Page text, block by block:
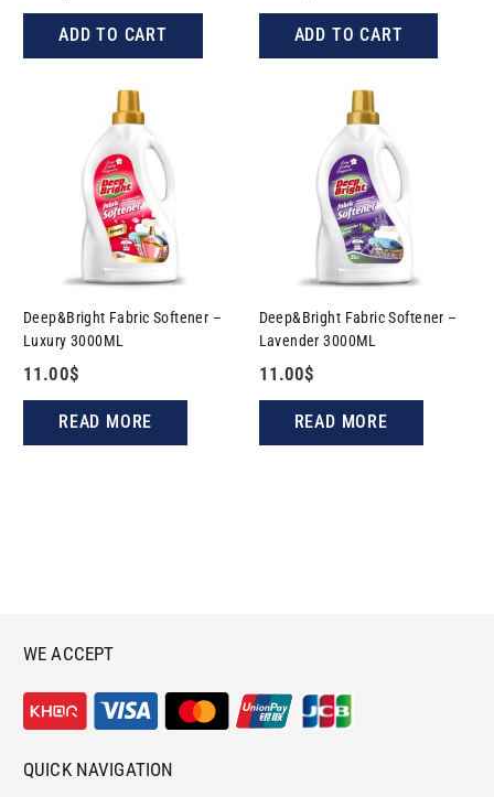
ADD TO CART ADD TO CART
Deep&Bright Fabric Softener –
Luxury 3000ML
11.00$
READ MORE
Deep&Bright Fabric Softener –
Lavender 3000ML
11.00$
READ MORE
WE ACCEPT
QUICK NAVIGATION